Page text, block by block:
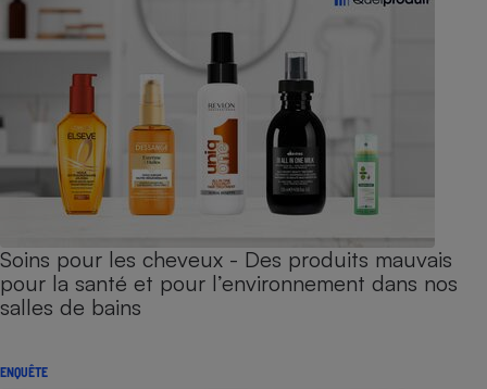
Soins pour les cheveux - Des produits mauvais
pour la santé et pour l’environnement dans nos
salles de bains
ENQUÊTE